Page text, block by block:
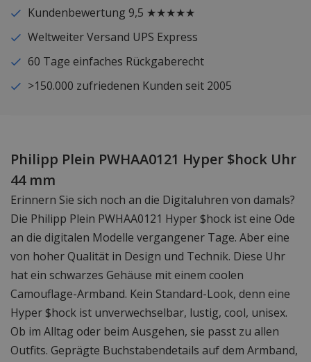
Kundenbewertung 9,5 ★★★★★
Weltweiter Versand UPS Express
60 Tage einfaches Rückgaberecht
>150.000 zufriedenen Kunden seit 2005
Philipp Plein PWHAA0121 Hyper $hock Uhr
44 mm
Erinnern Sie sich noch an die Digitaluhren von damals?
Die Philipp Plein PWHAA0121 Hyper $hock ist eine Ode
an die digitalen Modelle vergangener Tage. Aber eine
von hoher Qualität in Design und Technik. Diese Uhr
hat ein schwarzes Gehäuse mit einem coolen
Camouflage-Armband. Kein Standard-Look, denn eine
Hyper $hock ist unverwechselbar, lustig, cool, unisex.
Ob im Alltag oder beim Ausgehen, sie passt zu allen
Outfits. Geprägte Buchstabendetails auf dem Armband,